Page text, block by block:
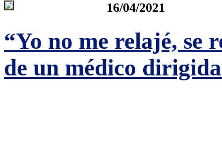
16/04/2021
“Yo no me relajé, se
de un médico